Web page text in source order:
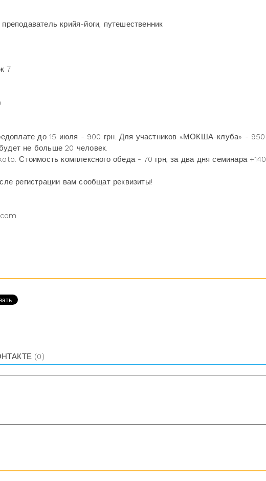
крийя-йоги, путешественник
7
до 15 июля - 900 грн. Для участников «МОКША-клуба» - 950
не больше 20 человек.
Стоимость комплексного обеда - 70 грн, за два дня семинара +140
регистрации вам сообщат реквизиты!
(0)